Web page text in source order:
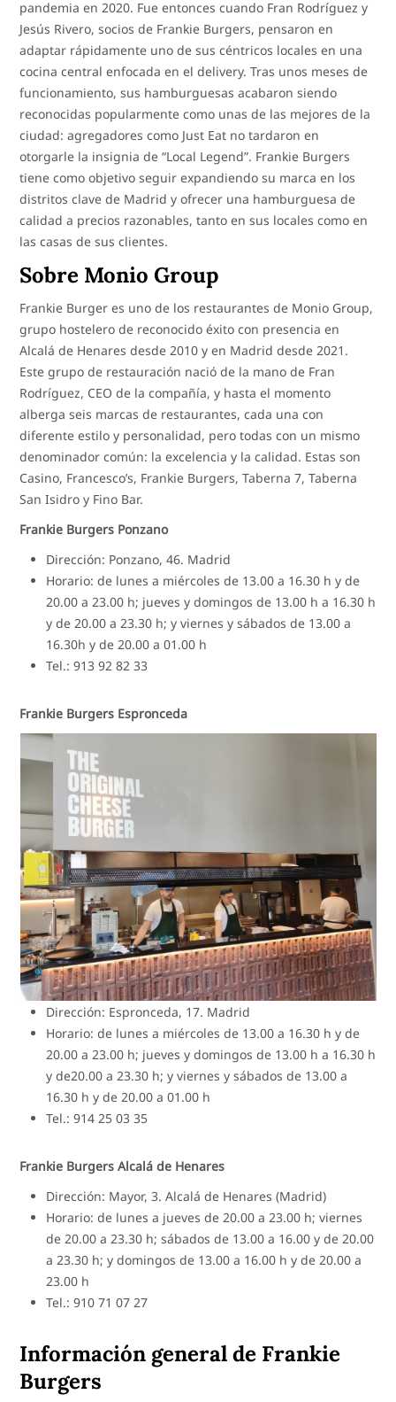
pandemia en 2020. Fue entonces cuando Fran Rodríguez y
Jesús Rivero, socios de Frankie Burgers, pensaron en
adaptar rápidamente uno de sus céntricos locales en una
cocina central enfocada en el delivery. Tras unos meses de
funcionamiento, sus hamburguesas acabaron siendo
reconocidas popularmente como unas de las mejores de la
ciudad: agregadores como Just Eat no tardaron en
otorgarle la insignia de “Local Legend”. Frankie Burgers
tiene como objetivo seguir expandiendo su marca en los
distritos clave de Madrid y ofrecer una hamburguesa de
calidad a precios razonables, tanto en sus locales como en
las casas de sus clientes.
Sobre Monio Group
Frankie Burger es uno de los restaurantes de Monio Group,
grupo hostelero de reconocido éxito con presencia en
Alcalá de Henares desde 2010 y en Madrid desde 2021.
Este grupo de restauración nació de la mano de Fran
Rodríguez, CEO de la compañía, y hasta el momento
alberga seis marcas de restaurantes, cada una con
diferente estilo y personalidad, pero todas con un mismo
denominador común: la excelencia y la calidad. Estas son
Casino, Francesco’s, Frankie Burgers, Taberna 7, Taberna
San Isidro y Fino Bar.
Frankie Burgers Ponzano
Dirección: Ponzano, 46. Madrid
Horario: de lunes a miércoles de 13.00 a 16.30 h y de
20.00 a 23.00 h; jueves y domingos de 13.00 h a 16.30 h
y de 20.00 a 23.30 h; y viernes y sábados de 13.00 a
16.30h y de 20.00 a 01.00 h
Tel.: 913 92 82 33
Frankie Burgers Espronceda
Dirección: Espronceda, 17. Madrid
Horario: de lunes a miércoles de 13.00 a 16.30 h y de
20.00 a 23.00 h; jueves y domingos de 13.00 h a 16.30 h
y de20.00 a 23.30 h; y viernes y sábados de 13.00 a
16.30 h y de 20.00 a 01.00 h
Tel.: 914 25 03 35
Frankie Burgers Alcalá de Henares
Dirección: Mayor, 3. Alcalá de Henares (Madrid)
Horario: de lunes a jueves de 20.00 a 23.00 h; viernes
de 20.00 a 23.30 h; sábados de 13.00 a 16.00 y de 20.00
a 23.30 h; y domingos de 13.00 a 16.00 h y de 20.00 a
23.00 h
Tel.: 910 71 07 27
Información general de Frankie
Burgers